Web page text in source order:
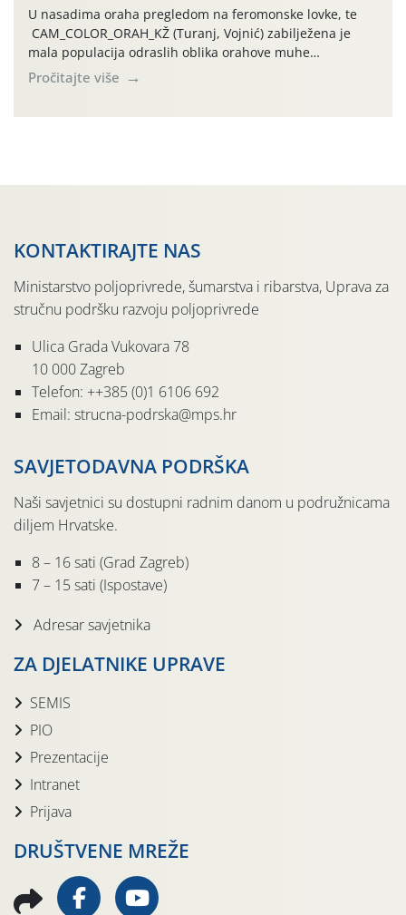
U nasadima oraha pregledom na feromonske lovke, te
CAM_COLOR_ORAH_KŽ (Turanj, Vojnić) zabilježena je
mala populacija odraslih oblika orahove muhe
(Rhagoletis completa). Niska brojnost može se objasniti
činjenicom da je riječ o mladim nasadima s vrlo malim
Pročitajte više
KONTAKTIRAJTE NAS
Ministarstvo poljoprivrede, šumarstva i ribarstva, Uprava za
stručnu podršku razvoju poljoprivrede
Ulica Grada Vukovara 78
10 000 Zagreb
Telefon: ++385 (0)1 6106 692
Email: strucna-podrska@mps.hr
SAVJETODAVNA PODRŠKA
Naši savjetnici su dostupni radnim danom u podružnicama
diljem Hrvatske.
8 – 16 sati (Grad Zagreb)
7 – 15 sati (Ispostave)
Adresar savjetnika
ZA DJELATNIKE UPRAVE
SEMIS
PIO
Prezentacije
Intranet
Prijava
DRUŠTVENE MREŽE